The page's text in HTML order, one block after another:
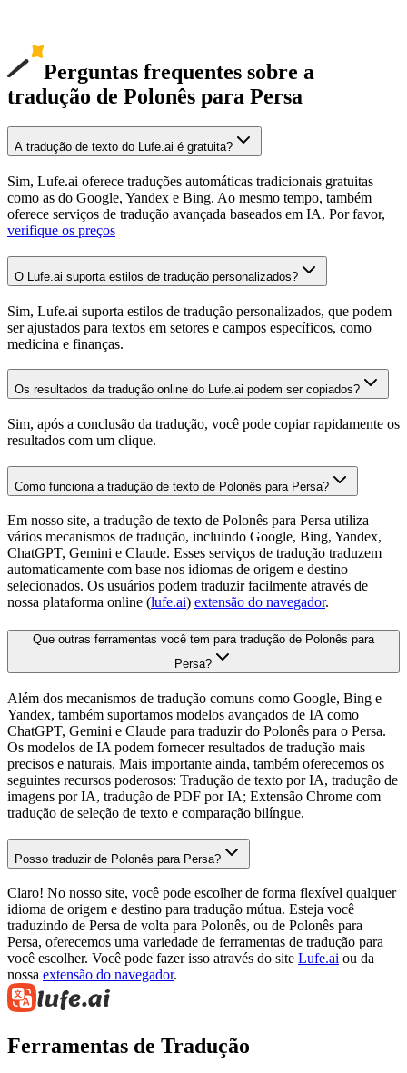
Perguntas frequentes sobre a
tradução de Polonês para Persa
A tradução de texto do Lufe.ai é gratuita?
Sim, Lufe.ai oferece traduções automáticas tradicionais gratuitas
como as do Google, Yandex e Bing. Ao mesmo tempo, também
oferece serviços de tradução avançada baseados em IA. Por favor,
verifique os preços
O Lufe.ai suporta estilos de tradução personalizados?
Sim, Lufe.ai suporta estilos de tradução personalizados, que podem
ser ajustados para textos em setores e campos específicos, como
medicina e finanças.
Os resultados da tradução online do Lufe.ai podem ser copiados?
Sim, após a conclusão da tradução, você pode copiar rapidamente os
resultados com um clique.
Como funciona a tradução de texto de Polonês para Persa?
Em nosso site, a tradução de texto de Polonês para Persa utiliza
vários mecanismos de tradução, incluindo Google, Bing, Yandex,
ChatGPT, Gemini e Claude. Esses serviços de tradução traduzem
automaticamente com base nos idiomas de origem e destino
selecionados. Os usuários podem traduzir facilmente através de
nossa plataforma online (lufe.ai) extensão do navegador.
Que outras ferramentas você tem para tradução de Polonês para
Persa?
Além dos mecanismos de tradução comuns como Google, Bing e
Yandex, também suportamos modelos avançados de IA como
ChatGPT, Gemini e Claude para traduzir do Polonês para o Persa.
Os modelos de IA podem fornecer resultados de tradução mais
precisos e naturais. Mais importante ainda, também oferecemos os
seguintes recursos poderosos: Tradução de texto por IA, tradução de
imagens por IA, tradução de PDF por IA; Extensão Chrome com
tradução de seleção de texto e comparação bilíngue.
Posso traduzir de Polonês para Persa?
Claro! No nosso site, você pode escolher de forma flexível qualquer
idioma de origem e destino para tradução mútua. Esteja você
traduzindo de Persa de volta para Polonês, ou de Polonês para
Persa, oferecemos uma variedade de ferramentas de tradução para
você escolher. Você pode fazer isso através do site Lufe.ai ou da
nossa extensão do navegador.
Ferramentas de Tradução